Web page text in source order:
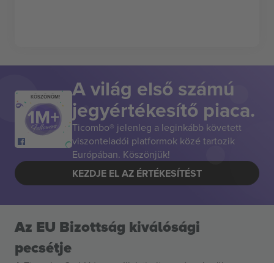
KÖSZÖNÖM! A világ első számú
jegyértékesítő piaca.
Ticombo® jelenleg a leginkább követett
viszonteladói platformok közé tartozik
Európában. Köszönjük!
KEZDJE EL AZ ÉRTÉKESÍTÉST
Az EU Bizottság kiválósági
pecsétje